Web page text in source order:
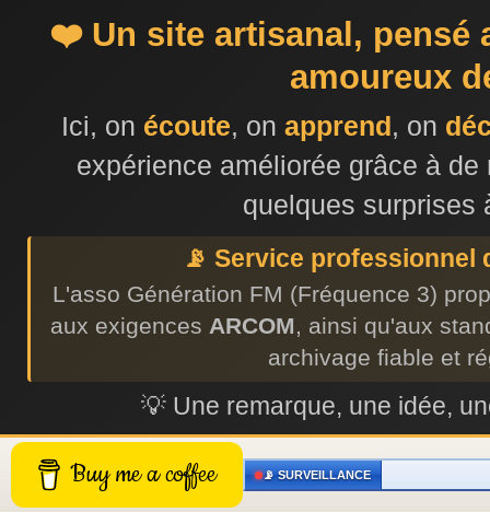
❤️ Un site artisanal, pensé
amoureux
Ici, on écoute, on apprend , on
expérience améliorée grâce à
quelques surprises
📡 Service professionnel
L'asso Génération FM (Fréquence 3)
aux exigences ARCOM, ainsi qu'aux
archivage fiable et
💡 Une remarque, une idée,
Buy me a coffee 📡 SURVEILLANCE